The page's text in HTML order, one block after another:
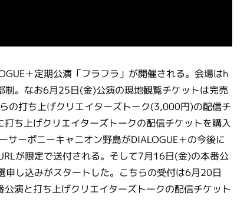
＋定期公演「フラフラ」が開催される。会場はh
。なお6月25日(金)公演の現地観覧チケットは完売
の打ち上げクリエイターズトーク(3,000円)の配信チ
ち上げクリエイターズトークの配信チケットを購入
ーポニーキャニオン野島がDIALOGUE＋の今後に
が限定で送付される。そして7月16日(金)の本番公
し込みがスタートした。こちらの受付は6月20日
演と打ち上げクリエイターズトークの配信チケット